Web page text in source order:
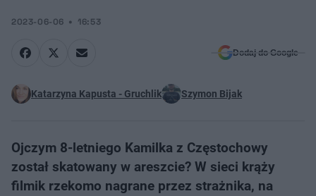
2023-06-06 16:53
Dodaj do Google
Katarzyna Kapusta - Gruchlik Szymon Bijak
Ojczym 8-letniego Kamilka z Częstochowy
został skatowany w areszcie? W sieci krąży
filmik rzekomo nagrane przez strażnika, na